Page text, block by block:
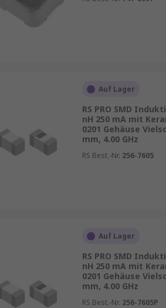
Auf Lager
RS PRO SMD
nH 250 mA mit
0201 Gehäuse
mm, 4.00 GHz
RS Best.-Nr. 256-7605
Auf Lager
RS PRO SMD
nH 250 mA mit
0201 Gehäuse
mm, 4.00 GHz
RS Best.-Nr. 256-7605P